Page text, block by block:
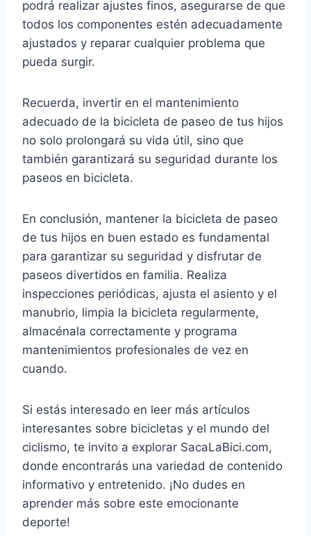
podrá realizar ajustes finos, asegurarse de que
todos los componentes estén adecuadamente
ajustados y reparar cualquier problema que
pueda surgir.
Recuerda, invertir en el mantenimiento
adecuado de la bicicleta de paseo de tus hijos
no solo prolongará su vida útil, sino que
también garantizará su seguridad durante los
paseos en bicicleta.
En conclusión, mantener la bicicleta de paseo
de tus hijos en buen estado es fundamental
para garantizar su seguridad y disfrutar de
paseos divertidos en familia. Realiza
inspecciones periódicas, ajusta el asiento y el
manubrio, limpia la bicicleta regularmente,
almacénala correctamente y programa
mantenimientos profesionales de vez en
cuando.
Si estás interesado en leer más artículos
interesantes sobre bicicletas y el mundo del
ciclismo, te invito a explorar SacaLaBici.com,
donde encontrarás una variedad de contenido
informativo y entretenido. ¡No dudes en
aprender más sobre este emocionante
deporte!